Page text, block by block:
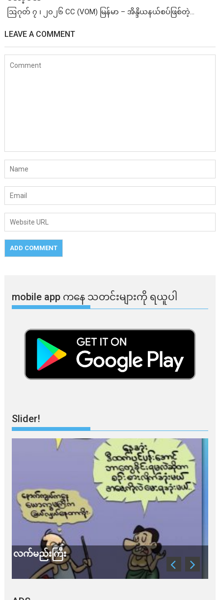
ဩဂုတ် ၇ ၊ ၂၀၂၆ CC (VOM) မြန်မာ – အိန္ဒိယနယ်စပ်ဖြစ်တဲ့...
LEAVE A COMMENT
mobile app ​​ကနေ ​​သတင်းများကို ရယူပါ
Slider!
သတိ အိုမီခရွန်တဲ့